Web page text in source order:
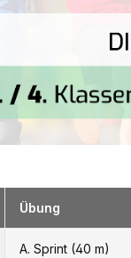
Übung
A. Sprint (40 m)